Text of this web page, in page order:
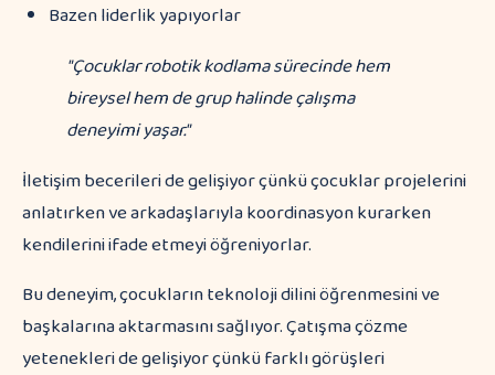
Bazen liderlik yapıyorlar
"Çocuklar robotik kodlama sürecinde hem
bireysel hem de grup halinde çalışma
deneyimi yaşar."
İletişim becerileri de gelişiyor çünkü çocuklar projelerini
anlatırken ve arkadaşlarıyla koordinasyon kurarken
kendilerini ifade etmeyi öğreniyorlar.
Bu deneyim, çocukların teknoloji dilini öğrenmesini ve
başkalarına aktarmasını sağlıyor. Çatışma çözme
yetenekleri de gelişiyor çünkü farklı görüşleri